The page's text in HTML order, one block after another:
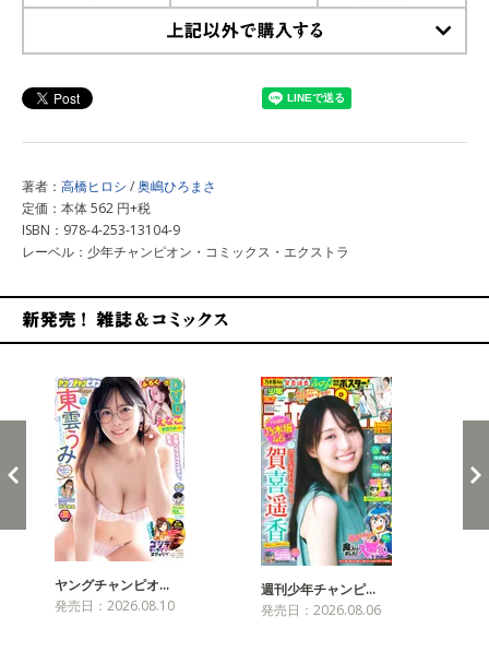
著者： 高橋ヒロシ /奥嶋ひろまさ
定価：本体 562 円+税
ISBN：978-4-253-13104-9
レーベル：少年チャンピオン・コミックス・エクストラ
ヤングチャンピオ…
発売日：2026.08.10
週刊少年チャンピ…
発売日：2026.08.06